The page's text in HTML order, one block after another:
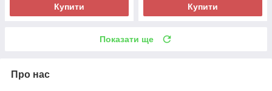
Купити Купити
Показати ще
Про нас